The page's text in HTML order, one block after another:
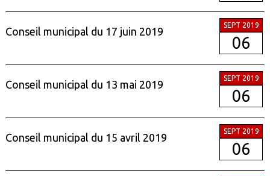
Conseil municipal du 17 juin 2019
SEPT 2019
06
Conseil municipal du 13 mai 2019
SEPT 2019
06
Conseil municipal du 15 avril 2019
SEPT 2019
06